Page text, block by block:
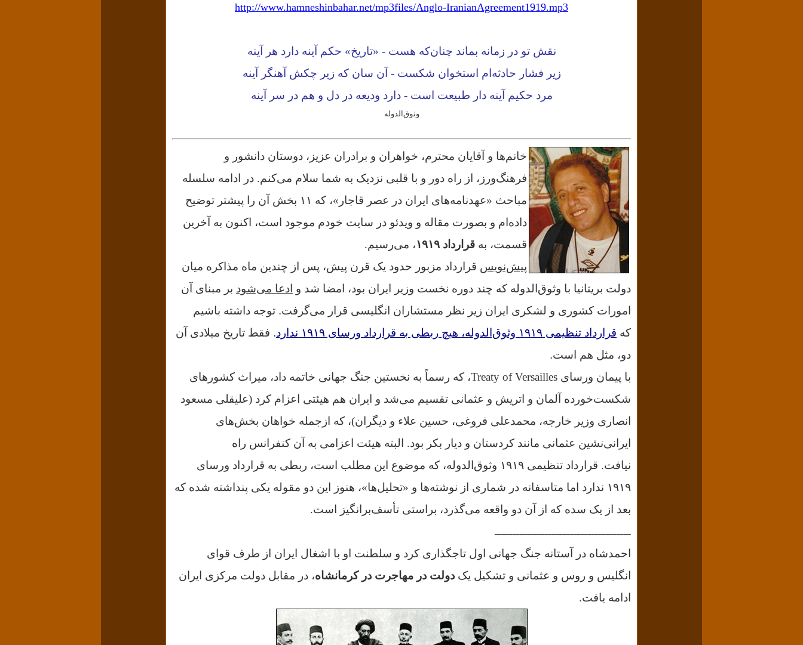
http://www.hamneshinbahar.net/mp3files/Anglo-IranianAgreement1919.mp3
نقش تو در زمانه بماند چنان‌که هست - «تاریخ» حکم آینه دارد هر آینه
زیر فشار حادثه‌ام استخوان شکست - آن سان که زیر چکش آهنگر آینه
مرد حکیم آینه دار طبیعت است - دارد ودیعه در دل و هم در سر آینه
وثوق‌الدوله
خانم‌ها و آقایان محترم، خواهران و برادران عزیز، دوستان دانشور و
فرهنگ‌ورز، از راه دور و با قلبی نزدیک به شما سلام می‌کنم. در ادامه سلسله
مباحث «عهدنامه‌های ایران در عصر قاجار»، که ۱۱ بخش آن را پیشتر توضیح
داده‌ام و بصورت مقاله و ویدئو در سایت خودم موجود است، اکنون به آخرین
قسمت، به قرارداد ۱۹۱۹
، می‌رسیم.
پیش‌نویس قرارداد مزبور حدود یک قرن پیش، پس از چندین ماه مذاکره میان
دولت بریتانیا با وثوق‌الدوله که چند دوره نخست وزیر ایران بود، امضا شد و ادعا می‌شود بر مبنای آن
امورات کشوری و لشکری ایران زیر نظر مستشاران انگلیسی قرار می‌گرفت. توجه داشته باشیم
که قرارداد تنظیمی ۱۹۱۹ وثوق‌الدوله، هیچ ربطی به قرارداد ورسای ۱۹۱۹ ندارد
. فقط تاریخ میلادی آن
دو، مثل هم است.
با پیمان ورسای Treaty of Versailles، که رسماً به نخستین جنگ جهانی خاتمه داد، میراث کشورهای
شکست‌خورده آلمان و اتریش و عثمانی تقسیم می‌شد و ایران هم هیئتی اعزام کرد (علیقلی مسعود
انصاری وزیر خارجه، محمدعلی فروغی، حسین علاء و دیگران)، که ازجمله خواهان بخش‌های
ایرانی‌نشین عثمانی مانند کردستان و دیار بکر بود. البته هیئت اعزامی به آن کنفرانس راه
نیافت.
قرارداد تنظیمی ۱۹۱۹ وثوق‌الدوله، که موضوع این مطلب است، ربطی به قرارداد ورسای
۱۹۱۹ ندارد اما متاسفانه در شماری از نوشته‌ها و «تحلیل‌ها»، هنوز این دو مقوله یکی پنداشته شده‌ که
بعد از یک سده که از آن دو واقعه می‌گذرد، براستی تأسف‌برانگیز است.
ــــــــــــــــــــــــــــــــــــــ
احمدشاه در آستانه جنگ جهانی اول تاجگذاری کرد و سلطنت او با اشغال ايران از طرف قوای
انگليس و روس و عثمانی و تشکيل يک دولت در مهاجرت در کرمانشاه، در مقابل دولت مرکزی ايران
ادامه يافت.